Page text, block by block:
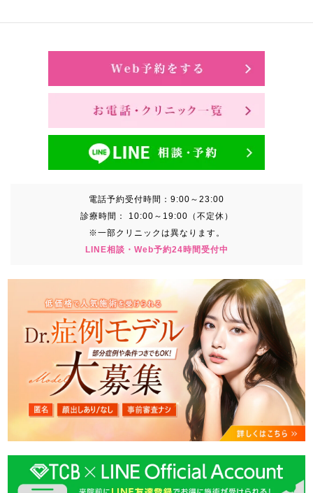
電話予約受付時間： 9:00～23:00
診療時間：
10:00～19:00（不定休）
※一部クリニックは異なります。
LINE相談・Web予約24時間受付中